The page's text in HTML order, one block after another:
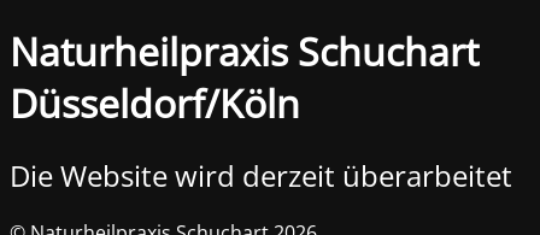
Naturheilpraxis Schuchart
Düsseldorf/Köln
Die Website wird derzeit überarbeitet